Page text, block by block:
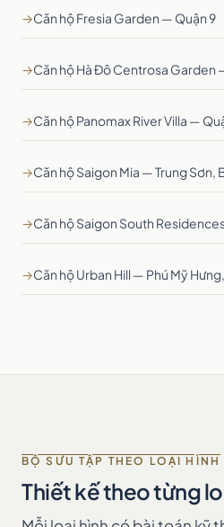
→Căn hộ Fresia Garden — Quận 9
→Căn hộ Hà Đô Centrosa Garden
→Căn hộ Panomax River Villa —
→Căn hộ Saigon Mia — Trung Sơn,
→Căn hộ Saigon South
→Căn hộ Urban Hill — Phú Mỹ
BỘ SƯU TẬP THEO LOẠI HÌNH
Thiết kế theo từng